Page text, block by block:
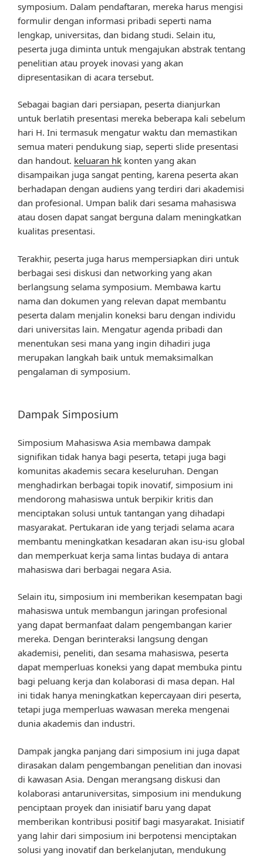
symposium. Dalam pendaftaran, mereka harus mengisi
formulir dengan informasi pribadi seperti nama
lengkap, universitas, dan bidang studi. Selain itu,
peserta juga diminta untuk mengajukan abstrak tentang
penelitian atau proyek inovasi yang akan
dipresentasikan di acara tersebut.
Sebagai bagian dari persiapan, peserta dianjurkan
untuk berlatih presentasi mereka beberapa kali sebelum
hari H. Ini termasuk mengatur waktu dan memastikan
semua materi pendukung siap, seperti slide presentasi
dan handout. keluaran hk konten yang akan
disampaikan juga sangat penting, karena peserta akan
berhadapan dengan audiens yang terdiri dari akademisi
dan profesional. Umpan balik dari sesama mahasiswa
atau dosen dapat sangat berguna dalam meningkatkan
kualitas presentasi.
Terakhir, peserta juga harus mempersiapkan diri untuk
berbagai sesi diskusi dan networking yang akan
berlangsung selama symposium. Membawa kartu
nama dan dokumen yang relevan dapat membantu
peserta dalam menjalin koneksi baru dengan individu
dari universitas lain. Mengatur agenda pribadi dan
menentukan sesi mana yang ingin dihadiri juga
merupakan langkah baik untuk memaksimalkan
pengalaman di symposium.
Dampak Simposium
Simposium Mahasiswa Asia membawa dampak
signifikan tidak hanya bagi peserta, tetapi juga bagi
komunitas akademis secara keseluruhan. Dengan
menghadirkan berbagai topik inovatif, simposium ini
mendorong mahasiswa untuk berpikir kritis dan
menciptakan solusi untuk tantangan yang dihadapi
masyarakat. Pertukaran ide yang terjadi selama acara
membantu meningkatkan kesadaran akan isu-isu global
dan memperkuat kerja sama lintas budaya di antara
mahasiswa dari berbagai negara Asia.
Selain itu, simposium ini memberikan kesempatan bagi
mahasiswa untuk membangun jaringan profesional
yang dapat bermanfaat dalam pengembangan karier
mereka. Dengan berinteraksi langsung dengan
akademisi, peneliti, dan sesama mahasiswa, peserta
dapat memperluas koneksi yang dapat membuka pintu
bagi peluang kerja dan kolaborasi di masa depan. Hal
ini tidak hanya meningkatkan kepercayaan diri peserta,
tetapi juga memperluas wawasan mereka mengenai
dunia akademis dan industri.
Dampak jangka panjang dari simposium ini juga dapat
dirasakan dalam pengembangan penelitian dan inovasi
di kawasan Asia. Dengan merangsang diskusi dan
kolaborasi antaruniversitas, simposium ini mendukung
penciptaan proyek dan inisiatif baru yang dapat
memberikan kontribusi positif bagi masyarakat. Inisiatif
yang lahir dari simposium ini berpotensi menciptakan
solusi yang inovatif dan berkelanjutan, mendukung